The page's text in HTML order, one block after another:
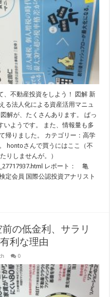
、不動産投資をしよう！ 図解 新
る法人化による資産活用マニュ
解が、たくさんあります。 ぱっ
いようです。 また、情報量も多
帰りました。 カテゴリー：高学
hontoさんで買うにはここ（不
りしませんが。）
レポート： 亀
会員 国際公認投資アナリスト
の低金利、サラリ
利な理由
0